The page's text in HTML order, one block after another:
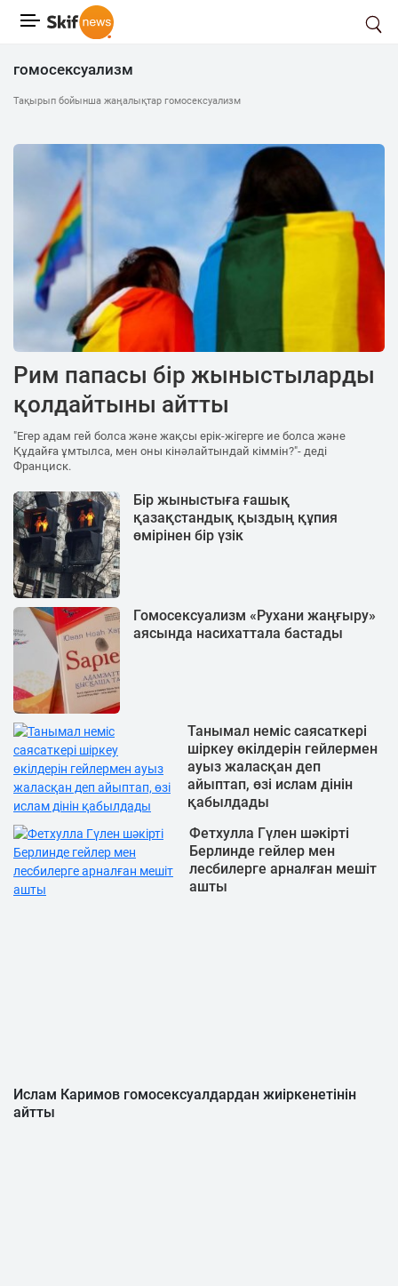
гомосексуализм
Тақырып бойынша жаңалықтар гомосексуализм
Рим папасы бір жыныстыларды
қолдайтыны айтты
"Егер адам гей болса және жақсы ерік-жігерге ие болса және
Құдайға ұмтылса, мен оны кінәлайтындай кіммін?"- деді
Франциск.
Бір жыныстыға ғашық
қазақстандық қыздың құпия
өмірінен бір үзік
Гомосексуализм «Рухани жаңғыру»
аясында насихаттала бастады
Танымал неміс саясаткері
шіркеу өкілдерін гейлермен
ауыз жаласқан деп
айыптап, өзі ислам дінін
қабылдады
Фетхулла Гүлен шәкірті
Берлинде гейлер мен
лесбилерге арналған мешіт
ашты
Ислам Каримов гомосексуалдардан жиіркенетінін
айтты